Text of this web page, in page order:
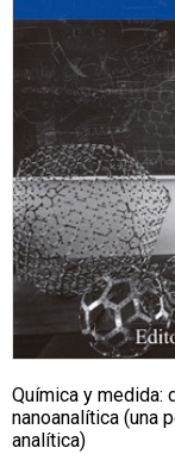
Química y medida:
nanoanalítica (una
analítica)